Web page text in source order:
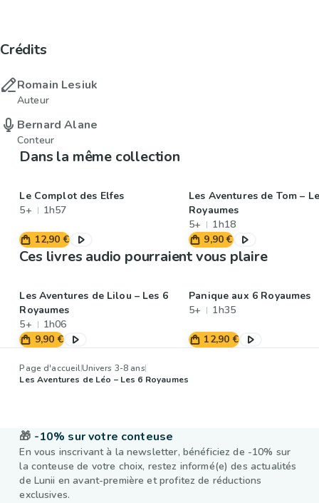
Crédits
Romain Lesiuk
Auteur
Bernard Alane
Conteur
Dans la même collection
Le Complot des Elfes
5+
1h57
12,90 €
Les Aventures de Tom –
Royaumes
5+
1h18
9,90 €
Ces livres audio pourraient vous plaire
Les Aventures de Lilou – Les 6
Royaumes
5+
1h06
9,90 €
Panique aux 6 Royaumes
5+
1h35
12,90 €
Page d'accueilUnivers 3-8 ans
Les Aventures de Léo – Les 6 Royaumes
🎁 -10% sur votre conteuse
En vous inscrivant à la newsletter, bénéficiez de -10% sur
la conteuse de votre choix, restez informé(e) des actualités
de Lunii en avant-première et profitez de réductions
exclusives.